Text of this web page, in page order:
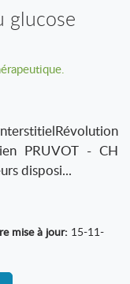
glucose
PRUVOT - CH
disposi...
mise à jour: 15-11-